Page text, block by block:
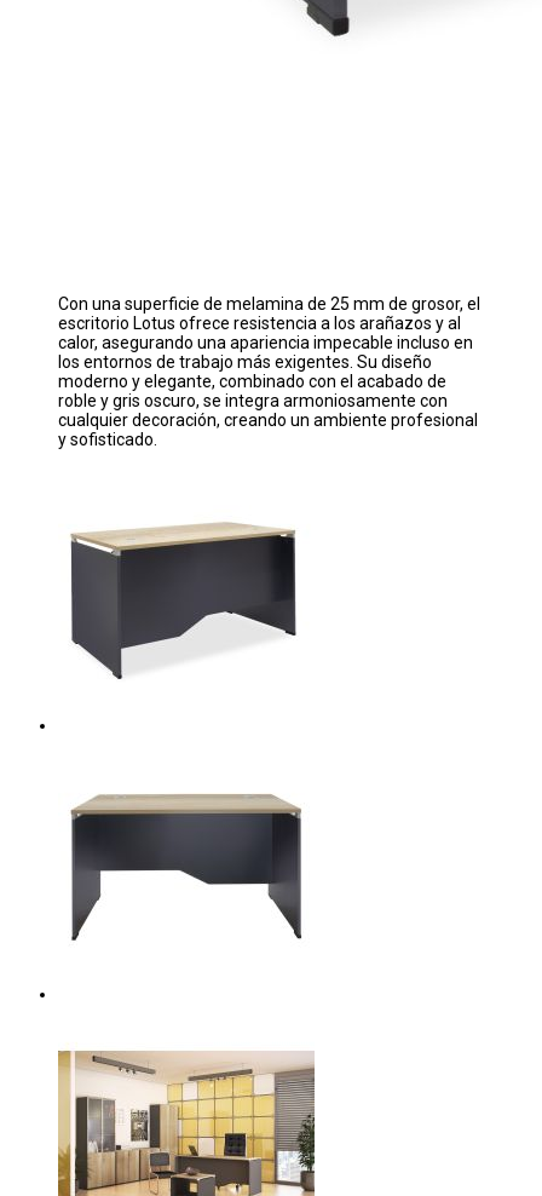
Con una superficie de melamina de 25 mm de grosor, el
escritorio Lotus ofrece resistencia a los arañazos y al
calor, asegurando una apariencia impecable incluso en
los entornos de trabajo más exigentes. Su diseño
moderno y elegante, combinado con el acabado de
roble y gris oscuro, se integra armoniosamente con
cualquier decoración, creando un ambiente profesional
y sofisticado.